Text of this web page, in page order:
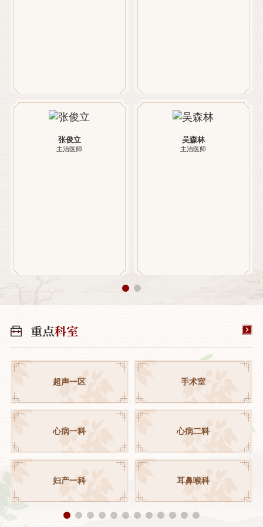
张俊立
主治医师
吴森林
主治医师
超声一区 手术室
心病一科 心病二科
妇产一科 耳鼻喉科